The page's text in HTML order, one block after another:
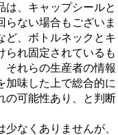
は、キャップシールと
らない場合もございま
ど、ボトルネックとキ
られ固定されているも
それらの生産者の情報
加味した上で総合的に
の可能性あり、と判断
なくありませんが、